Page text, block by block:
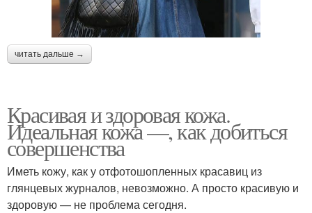
читать дальше →
Красивая и здоровая кожа.
Идеальная кожа —, как добиться
совершенства
Иметь кожу, как у отфотошопленных красавиц из
глянцевых журналов, невозможно. А просто красивую и
здоровую — не проблема сегодня.